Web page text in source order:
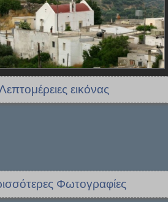
εικόνας
Φωτογραφίες